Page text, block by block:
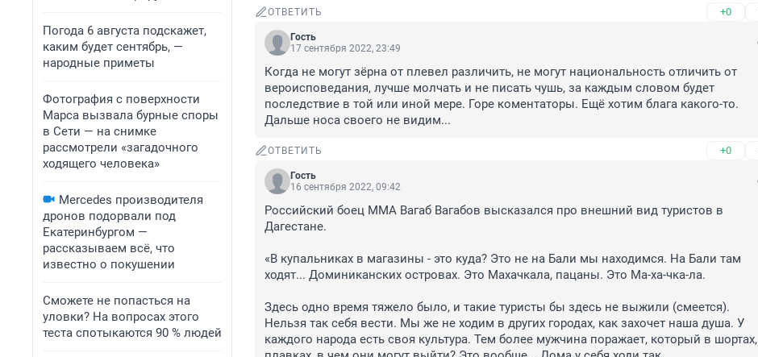
Погода 6 августа подскажет,
каким будет сентябрь, —
народные приметы
Фотография с поверхности
Марса вызвала бурные споры
в Сети — на снимке
рассмотрели «загадочного
ходящего человека»
Mercedes производителя
дронов подорвали под
Екатеринбургом —
рассказываем всё, что
известно о покушении
Сможете не попасться на
уловки? На вопросах этого
теста спотыкаются 90 % людей
ОТВЕТИТЬ +0
Гость
17 сентября 2022, 23:49
Когда не могут зёрна от плевел различить, не могут национальность отличить от
вероисповедания, лучше молчать и не писать чушь, за каждым словом будет
последствие в той или иной мере. Горе коментаторы. Ещё хотим блага какого-то.
Дальше носа своего не видим...
ОТВЕТИТЬ +0
Гость
16 сентября 2022, 09:42
Российский боец ММА Вагаб Вагабов высказался про внешний вид туристов в
Дагестане.
«В купальниках в магазины - это куда? Это не на Бали мы находимся. На Бали там
ходят... Доминиканских островах. Это Махачкала, пацаны. Это Ма-ха-чка-ла.
Здесь одно время тяжело было, и такие туристы бы здесь не выжили (смеется).
Нельзя так себя вести. Мы же не ходим в других городах, как захочет наша душа. У
каждого народа есть своя культура. Тем более мужчина поражает, который в шортах,